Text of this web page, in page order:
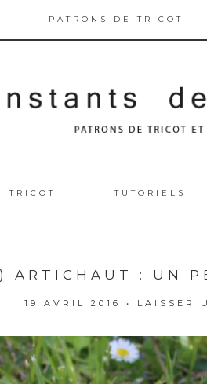
PATRONS DE TRICOT
TRICOT TUTORIELS
ARTICHAUT : UN
19 AVRIL 2016 • LAISSER